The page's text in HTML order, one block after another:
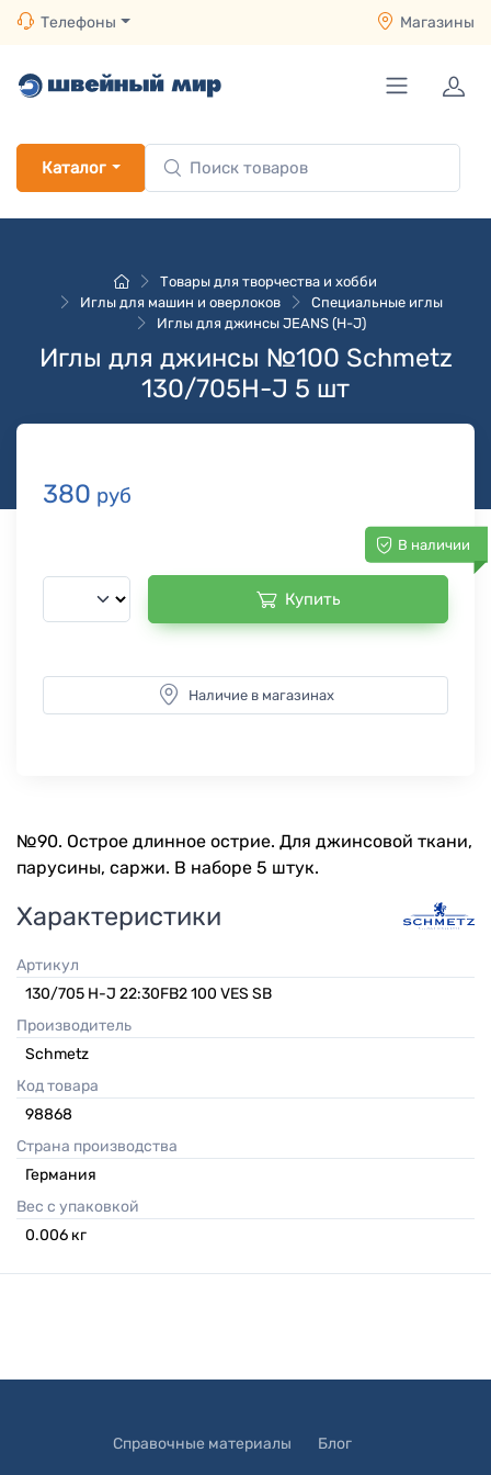
Телефоны Магазины
Каталог
Товары для творчества и хобби
Иглы для машин и оверлоков
Специальные иглы
Иглы для джинсы JEANS (H-J)
Иглы для джинсы №100 Schmetz
130/705H-J 5 шт
380 руб
В наличии
Купить
Наличие в магазинах
№90. Острое длинное острие. Для джинсовой ткани,
парусины, саржи. В наборе 5 штук.
Характеристики
Артикул
130/705 H-J 22:30FB2 100 VES SB
Производитель
Schmetz
Код товара
98868
Страна производства
Германия
Вес с упаковкой
0.006 кг
Справочные материалы Блог